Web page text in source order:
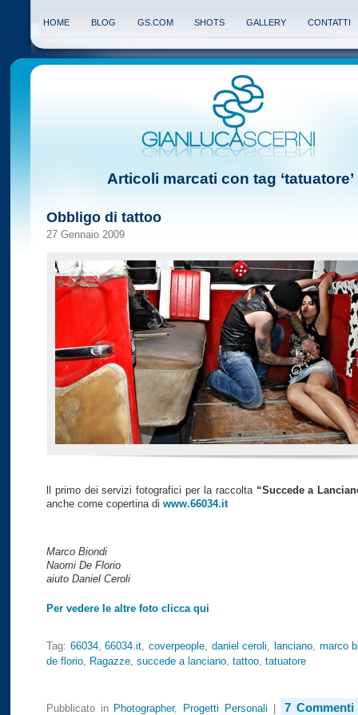
HOME BLOG GS.COM SHOTS GALLERY CONTATTI
Articoli marcati con tag ‘tatuatore’
Obbligo di tattoo
27 Gennaio 2009
ll primo dei servizi fotografici per la raccolta “Succede a
anche come copertina di www.66034.it
Marco Biondi
Naomi De Florio
aiuto Daniel Ceroli
Per vedere le altre foto clicca qui
Tag: 66034,66034.it ,coverpeople daniel ceroli lanciano
marco
de florio
Ragazze succede a lanciano tattoo tatuatore
Pubblicato in Photographer, Progetti Personali 7 Commenti